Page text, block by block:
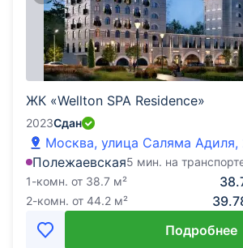
ЖК «Wellton SPA Residence»
2023Сдан
Москва, улица Саляма Адиля,
Полежаевская5 мин. на
1-комн. от 38.7 м²
2-комн. от 44.2 м²
Подробнее